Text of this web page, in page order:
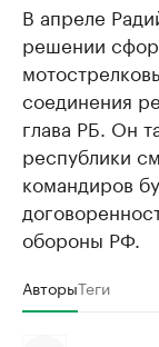
В апреле
решении
соединения
глава РБ. Он
республики
командиров
обороны РФ.
АвторыТеги